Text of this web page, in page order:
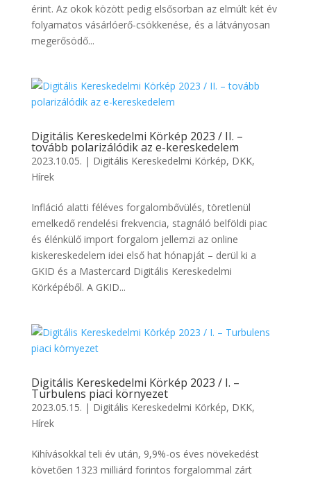
érint. Az okok között pedig elsősorban az elmúlt két év
folyamatos vásárlóerő-csökkenése, és a látványosan
megerősödő...
Digitális Kereskedelmi Körkép 2023 / II. –
tovább polarizálódik az e-kereskedelem
2023.10.05. | Digitális Kereskedelmi Körkép, DKK,
Hírek
Infláció alatti féléves forgalombővülés, töretlenül
emelkedő rendelési frekvencia, stagnáló belföldi piac
és élénkülő import forgalom jellemzi az online
kiskereskedelem idei első hat hónapját – derül ki a
GKID és a Mastercard Digitális Kereskedelmi
Körképéből. A GKID...
Digitális Kereskedelmi Körkép 2023 / I. –
Turbulens piaci környezet
2023.05.15. | Digitális Kereskedelmi Körkép, DKK,
Hírek
Kihívásokkal teli év után, 9,9%-os éves növekedést
követően 1323 milliárd forintos forgalommal zárt